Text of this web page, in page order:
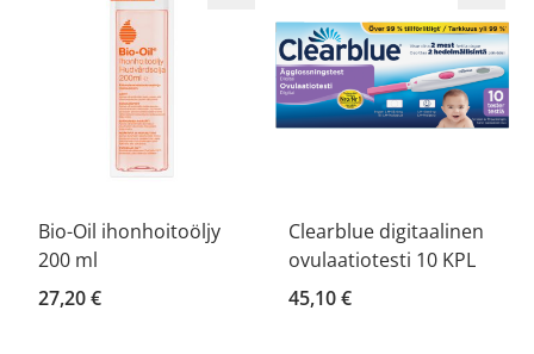
Bio-Oil ihonhoitoöljy
200 ml
27,20 €
Clearblue digitaalinen
ovulaatiotesti 10 KPL
45,10 €